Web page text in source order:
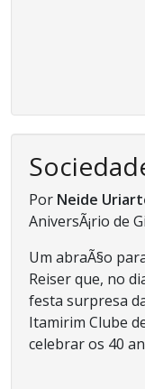
Por Neide
AniversÃ¡rio de
Um abraÃ§o
Reiser que, no
festa surpresa
Itamirim Clube
celebrar os 40